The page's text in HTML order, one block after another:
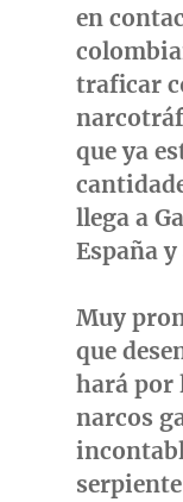
en
traficar
que ya
llega a
España
Muy
que
hará por
narcos